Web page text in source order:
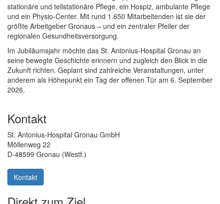
stationäre und teilstationäre Pflege, ein Hospiz, ambulante Pflege
und ein Physio-Center. Mit rund 1.650 Mitarbeitenden ist sie der
größte Arbeitgeber Gronaus – und ein zentraler Pfeiler der
regionalen Gesundheitsversorgung.
Im Jubiläumsjahr möchte das St. Antonius-Hospital Gronau an
seine bewegte Geschichte erinnern und zugleich den Blick in die
Zukunft richten. Geplant sind zahlreiche Veranstaltungen, unter
anderem als Höhepunkt ein Tag der offenen Tür am 6. September
2026.
Kontakt
St. Antonius-Hospital Gronau GmbH
Möllenweg 22
D-48599 Gronau (Westf.)
Kontakt